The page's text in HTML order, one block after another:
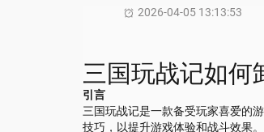
2026-04-05 13:13:53
三国玩战记如何
引言
三国玩战记是一款备受玩家喜爱的
技巧，以提升游戏体验和战斗效果。